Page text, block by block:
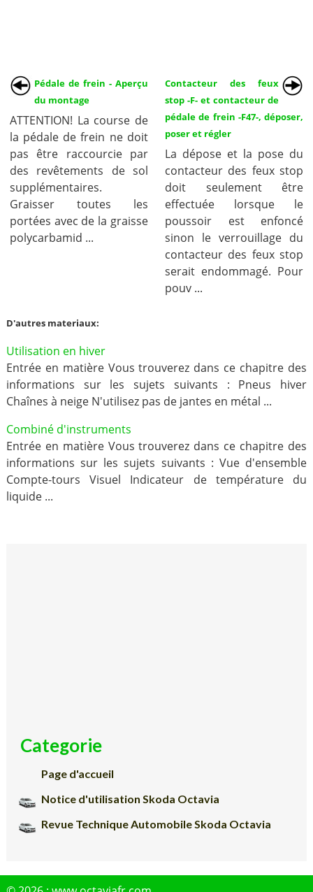
Pédale de frein - Aperçu
du montage
ATTENTION! La course de
la pédale de frein ne doit
pas être raccourcie par
des revêtements de sol
supplémentaires.
Graisser toutes les
portées avec de la graisse
polycarbamid ...
Contacteur des feux
stop -F- et contacteur de
pédale de frein -F47-, déposer,
poser et régler
La dépose et la pose du
contacteur des feux stop
doit seulement être
effectuée lorsque le
poussoir est enfoncé
sinon le verrouillage du
contacteur des feux stop
serait endommagé. Pour
pouv ...
D'autres materiaux:
Utilisation en hiver
Entrée en matière Vous trouverez dans ce chapitre des
informations sur les sujets suivants : Pneus hiver
Chaînes à neige N'utilisez pas de jantes en métal ...
Combiné d'instruments
Entrée en matière Vous trouverez dans ce chapitre des
informations sur les sujets suivants : Vue d'ensemble
Compte-tours Visuel Indicateur de température du
liquide ...
Categorie
Page d'accueil
Notice d'utilisation Skoda Octavia
Revue Technique Automobile Skoda Octavia